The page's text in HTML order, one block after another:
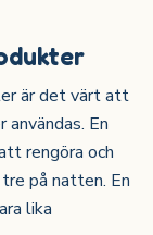
är det värt att
En
rengöra och
på natten. En
lika